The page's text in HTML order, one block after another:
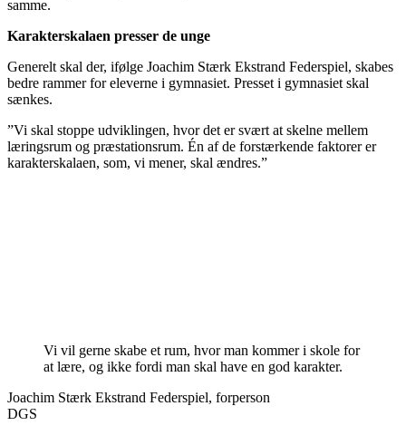
samme.
Karakterskalaen presser de unge
Generelt skal der, ifølge Joachim Stærk Ekstrand Federspiel, skabes
bedre rammer for eleverne i gymnasiet. Presset i gymnasiet skal
sænkes.
”Vi skal stoppe udviklingen, hvor det er svært at skelne mellem
læringsrum og præstationsrum. Én af de forstærkende faktorer er
karakterskalaen, som, vi mener, skal ændres.”
Vi vil gerne skabe et rum, hvor man kommer i skole for
at lære, og ikke fordi man skal have en god karakter.
Joachim Stærk Ekstrand Federspiel, forperson
DGS